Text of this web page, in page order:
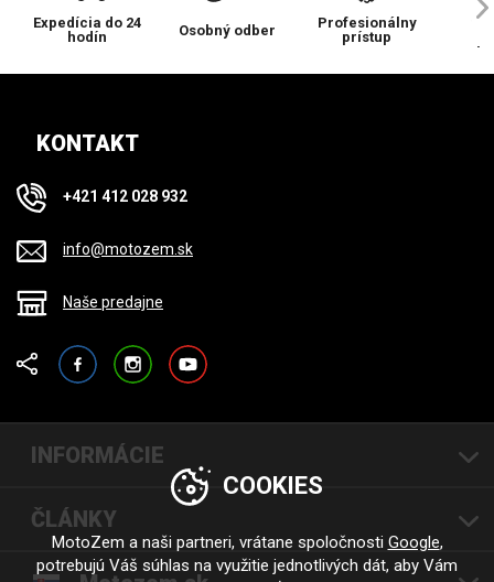
Expedícia do 24
hodín
Osobný odber
Profesionálny
prístup
KONTAKT
+421 412 028 932
info@motozem.sk
Naše predajne
FacebookInstagramYouTube
INFORMÁCIE
ČLÁNKY
COOKIES
MotoZem a naši partneri, vrátane spoločnosti Google,
potrebujú Váš súhlas na využitie jednotlivých dát, aby Vám